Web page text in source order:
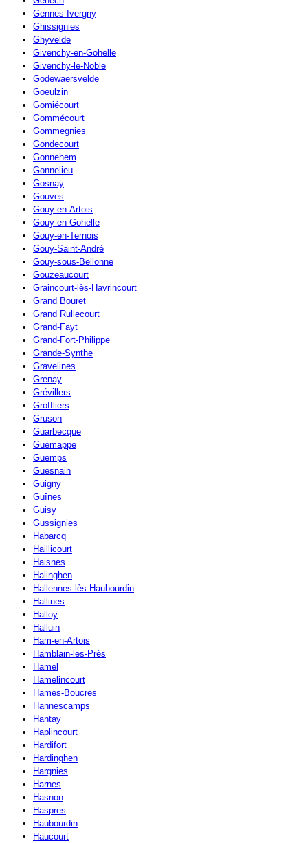
Gennes-Ivergny
Ghissignies
Ghyvelde
Givenchy-en-Gohelle
Givenchy-le-Noble
Godewaersvelde
Goeulzin
Gomiécourt
Gommécourt
Gommegnies
Gondecourt
Gonnehem
Gonnelieu
Gosnay
Gouves
Gouy-en-Artois
Gouy-en-Gohelle
Gouy-en-Ternois
Gouy-Saint-André
Gouy-sous-Bellonne
Gouzeaucourt
Graincourt-lès-Havrincourt
Grand Bouret
Grand Rullecourt
Grand-Fayt
Grand-Fort-Philippe
Grande-Synthe
Gravelines
Grenay
Grévillers
Groffliers
Gruson
Guarbecque
Guémappe
Guemps
Guesnain
Guigny
Guînes
Guisy
Gussignies
Habarcq
Haillicourt
Haisnes
Halinghen
Hallennes-lès-Haubourdin
Hallines
Halloy
Halluin
Ham-en-Artois
Hamblain-les-Prés
Hamel
Hamelincourt
Hames-Boucres
Hannescamps
Hantay
Haplincourt
Hardifort
Hardinghen
Hargnies
Harnes
Hasnon
Haspres
Haubourdin
Haucourt